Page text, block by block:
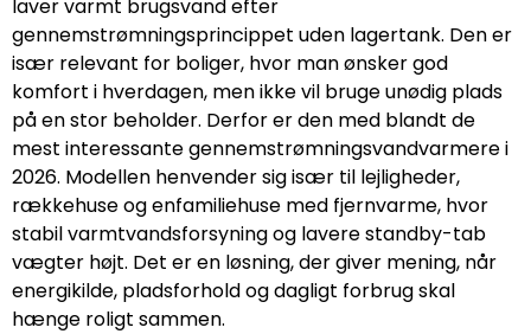
laver varmt brugsvand efter
gennemstrømningsprincippet uden lagertank. Den er
især relevant for boliger, hvor man ønsker god
komfort i hverdagen, men ikke vil bruge unødig plads
på en stor beholder. Derfor er den med blandt de
mest interessante gennemstrømningsvandvarmere i
2026. Modellen henvender sig især til lejligheder,
rækkehuse og enfamiliehuse med fjernvarme, hvor
stabil varmtvandsforsyning og lavere standby-tab
vægter højt. Det er en løsning, der giver mening, når
energikilde, pladsforhold og dagligt forbrug skal
hænge roligt sammen.